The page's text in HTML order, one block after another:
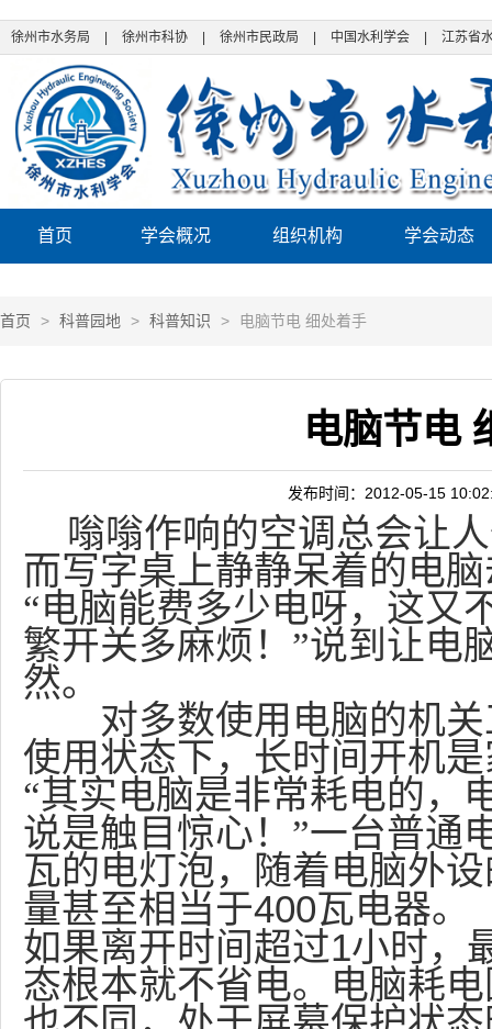
徐州市水务局 徐州市科协 徐州市民政局 中国水利学会 江苏省
首页 学会概况 组织机构 学会动态
首页 > 科普园地 > 科普知识 > 电脑节电 细处着手
电脑节电
发布时间：2012-05-15
嗡嗡作响的空调总会让
而写字桌上静静呆着的电
“电脑能费多少电呀，这又
繁开关多麻烦！”说到让电
然。
对多数使用电脑的机关
使用状态下，长时间开机
“其实电脑是非常耗电的，
说是触目惊心！”一台普通
瓦的电灯泡，随着电脑外
量甚至相当于400瓦电器。
如果离开时间超过1小时，
态根本就不省电。电脑耗